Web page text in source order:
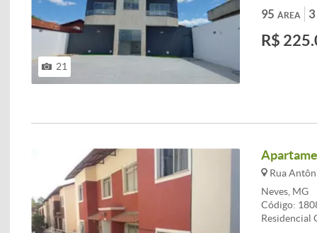
21
acesso de
posto de
acesso.
ENTREGA
ÁREA
95 3
R$
Rua
Neves, MG
Código:
Residencial